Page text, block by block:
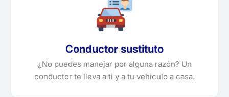
Conductor sustituto
¿No puedes manejar por alguna razón? Un
conductor te lleva a ti y a tu vehículo a casa.